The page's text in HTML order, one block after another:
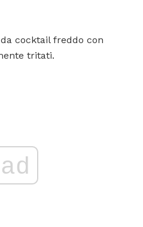
cocktail freddo con
tritati.
ad